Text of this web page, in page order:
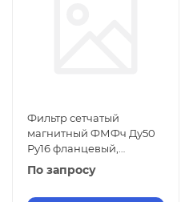
Фильтр сетчатый
магнитный ФМФч Ду50
Ру16 фланцевый,
чугунный
По запросу